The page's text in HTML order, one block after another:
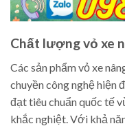
Chất lượng vỏ xe
Các sản phẩm vỏ xe
chuyền công nghệ hiện
đạt tiêu chuẩn quốc tế
khắc nghiệt. Với khả